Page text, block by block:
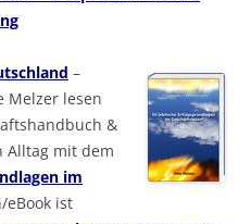
–
Melzer lesen
&
Alltag mit dem
im
eBook ist